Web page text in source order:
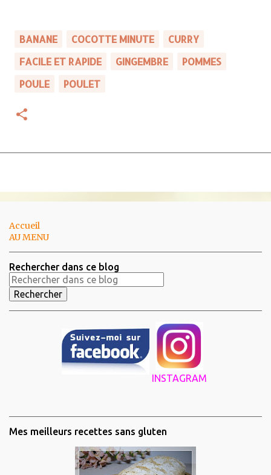
BANANE COCOTTE MINUTE
CURRY
FACILE ET RAPIDE
GINGEMBRE
POMMES
POULE
POULET
Accueil
AU MENU
Rechercher dans ce blog
INSTAGRAM
Mes meilleurs recettes sans gluten